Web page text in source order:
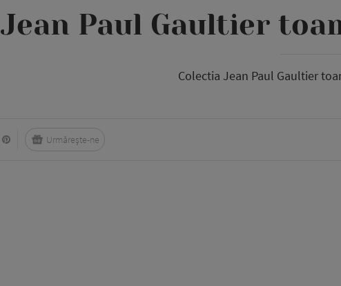
Jean Paul Gaultier
Colectia Jean Paul Gaultier
Urmărește-ne